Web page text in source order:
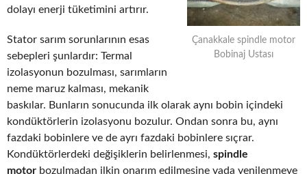
Çanakkale spindle motor
Bobinaj Ustası
dolayı enerji tüketimini artırır.
Stator sarım sorunlarının esas
sebepleri şunlardır: Termal
izolasyonun bozulması, sarımların
neme maruz kalması, mekanik
baskılar. Bunların sonucunda ilk olarak aynı bobin içindeki
kondüktörlerin izolasyonu bozulur. Ondan sonra bu, aynı
fazdaki bobinlere ve de ayrı fazdaki bobinlere sıçrar.
Kondüktörlerdeki değişiklerin belirlenmesi, spindle
motor bozulmadan ilkin onarım edilmesine yada yenilenmeye